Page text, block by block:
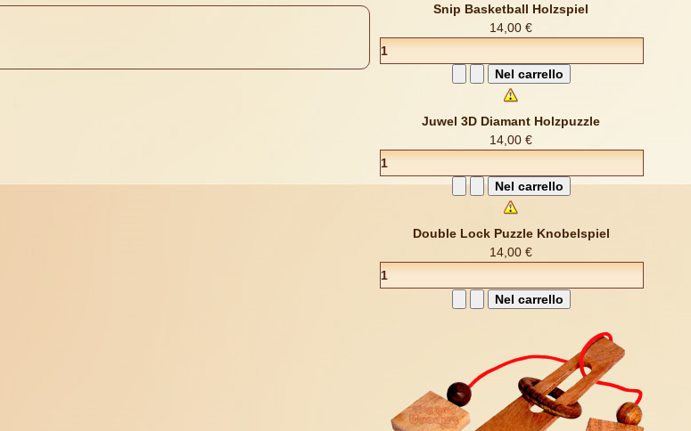
Snip Basketball Holzspiel
14,00 €
Juwel 3D Diamant Holzpuzzle
14,00 €
Double Lock Puzzle Knobelspiel
14,00 €